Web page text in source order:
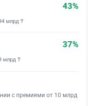
43%
млрд ₸
37%
млрд ₸
с премиями от 10 млрд